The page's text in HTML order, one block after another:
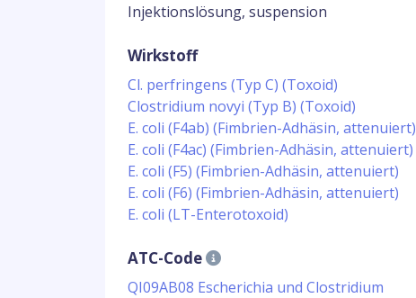
Injektionslösung, suspension
Wirkstoff
Cl. perfringens (Typ C) (Toxoid)
Clostridium novyi (Typ B) (Toxoid)
E. coli (F4ab) (Fimbrien-Adhäsin, attenuiert)
E. coli (F4ac) (Fimbrien-Adhäsin, attenuiert)
E. coli (F5) (Fimbrien-Adhäsin, attenuiert)
E. coli (F6) (Fimbrien-Adhäsin, attenuiert)
E. coli (LT-Enterotoxoid)
ATC-Code
QI09AB08 Escherichia und Clostridium